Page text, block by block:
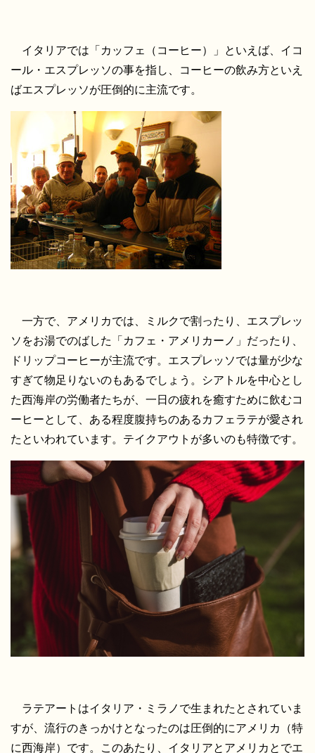
イタリアでは「カッフェ（コーヒー）」といえば、イコ
ール・エスプレッソの事を指し、コーヒーの飲み方といえ
ばエスプレッソが圧倒的に主流です。
一方で、アメリカでは、ミルクで割ったり、エスプレッ
ソをお湯でのばした「カフェ・アメリカーノ」だったり、
ドリップコーヒーが主流です。エスプレッソでは量が少な
すぎて物足りないのもあるでしょう。シアトルを中心とし
た西海岸の労働者たちが、一日の疲れを癒すために飲むコ
ーヒーとして、ある程度腹持ちのあるカフェラテが愛され
たといわれています。テイクアウトが多いのも特徴です。
ラテアートはイタリア・ミラノで生まれたとされていま
すが、流行のきっかけとなったのは圧倒的にアメリカ（特
に西海岸）です。このあたり、イタリアとアメリカとでエ